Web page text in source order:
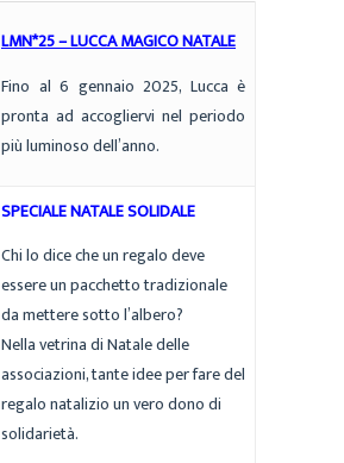
LMN*25 – LUCCA MAGICO NATALE
Fino al 6 gennaio 2025, Lucca è
pronta ad accogliervi nel periodo
più luminoso dell’anno.
SPECIALE NATALE SOLIDALE
Chi lo dice che un regalo deve
essere un pacchetto tradizionale
da mettere sotto l’albero?
Nella vetrina di Natale delle
associazioni, tante idee per fare del
regalo natalizio un vero dono di
solidarietà.